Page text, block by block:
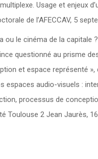
Usage et enjeux
de l’AFECCAV, 5
ou le cinéma de la capitale
questionné au prisme
et espace représenté »,
espaces audio-visuels :
processus de
Toulouse 2 Jean Jaurès,